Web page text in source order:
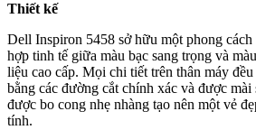
Thiết kế
Dell Inspiron 5458 sở hữu một phong
hợp tinh tế giữa màu bạc sang trọng và
liệu cao cấp. Mọi chi tiết trên thân máy
bằng các đường cắt chính xác và được mài
được bo cong nhẹ nhàng tạo nên một vẻ
tính.